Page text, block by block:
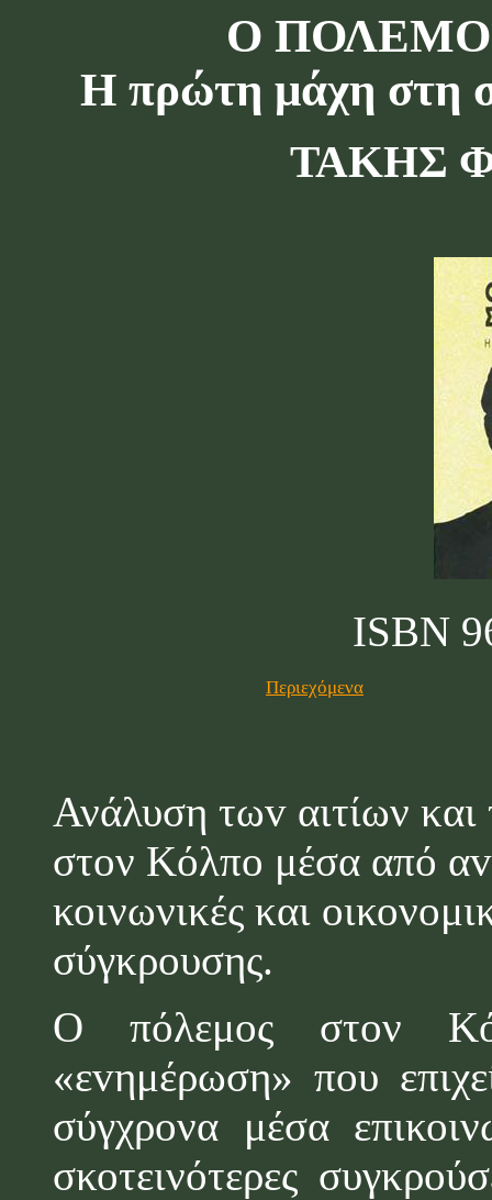
Ο
Η πρώτη μάχη στη
ΤΑΚΗΣ
ISBN
Περιεχόμενα
Ανάλυση τωv αιτίων
στον Κόλπο μέσα από αv
κοινωνικές και
σύγκρουσης.
Ο πόλεμος στον
«εvημέρωση» πoυ
σύγχρονα μέσα
σκοτεινότερες